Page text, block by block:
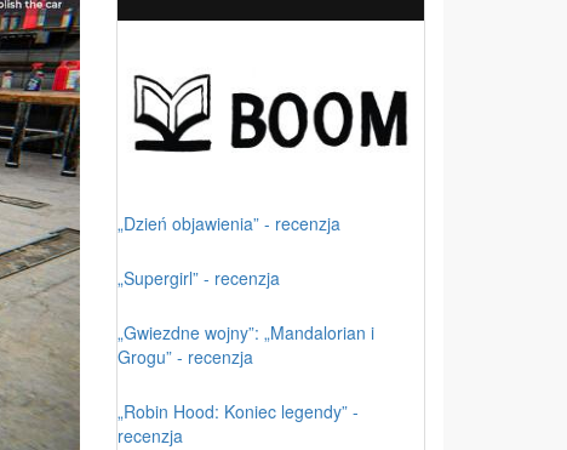
„Dzień objawienia” - recenzja
„Supergirl” - recenzja
„Gwiezdne wojny”: „Mandalorian i
Grogu” - recenzja
„Robin Hood: Koniec legendy” -
recenzja